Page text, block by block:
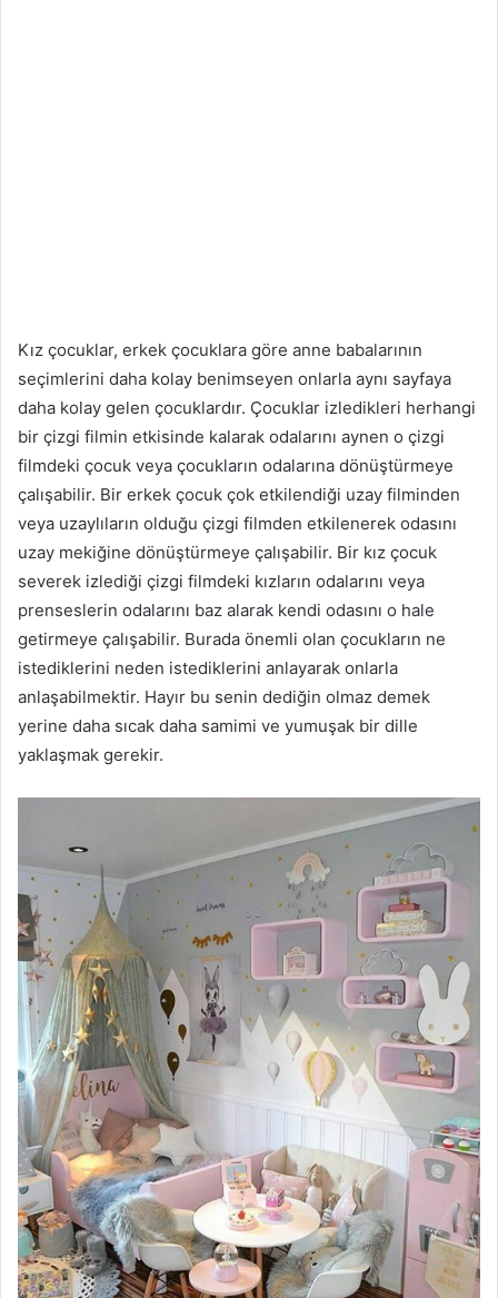
Kız çocuklar, erkek çocuklara göre anne babalarının
seçimlerini daha kolay benimseyen onlarla aynı sayfaya
daha kolay gelen çocuklardır. Çocuklar izledikleri herhangi
bir çizgi filmin etkisinde kalarak odalarını aynen o çizgi
filmdeki çocuk veya çocukların odalarına dönüştürmeye
çalışabilir. Bir erkek çocuk çok etkilendiği uzay filminden
veya uzaylıların olduğu çizgi filmden etkilenerek odasını
uzay mekiğine dönüştürmeye çalışabilir. Bir kız çocuk
severek izlediği çizgi filmdeki kızların odalarını veya
prenseslerin odalarını baz alarak kendi odasını o hale
getirmeye çalışabilir. Burada önemli olan çocukların ne
istediklerini neden istediklerini anlayarak onlarla
anlaşabilmektir. Hayır bu senin dediğin olmaz demek
yerine daha sıcak daha samimi ve yumuşak bir dille
yaklaşmak gerekir.